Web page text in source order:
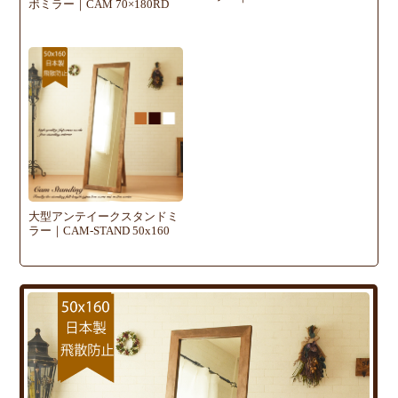
ボミラー｜CAM 70×180RD
大型アンテイークスタンドミ
ラー｜CAM-STAND 50x160